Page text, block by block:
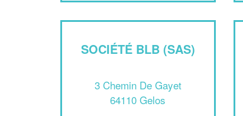
SOCIÉTÉ BLB (SAS)
3 Chemin De Gayet
64110 Gelos